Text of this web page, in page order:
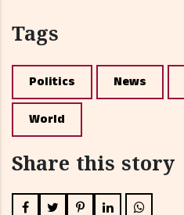
Tags
Politics News
World
Share this story